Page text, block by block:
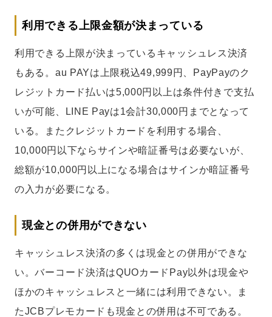
利用できる上限金額が決まっている
利用できる上限が決まっているキャッシュレス決済
もある。au PAYは上限税込49,999円、PayPayのク
レジットカード払いは5,000円以上は条件付きで支払
いが可能、LINE Payは1会計30,000円までとなって
いる。またクレジットカードを利用する場合、
10,000円以下ならサインや暗証番号は必要ないが、
総額が10,000円以上になる場合はサインか暗証番号
の入力が必要になる。
現金との併用ができない
キャッシュレス決済の多くは現金との併用ができな
い。バーコード決済はQUOカードPay以外は現金や
ほかのキャッシュレスと一緒には利用できない。ま
たJCBプレモカードも現金との併用は不可である。